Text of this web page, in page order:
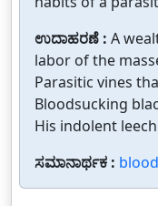
ಉದಾಹರಣೆ : A
labor of the
Parasitic vines
Bloodsucking
His indolent
ಸಮಾನಾರ್ಥಕ :